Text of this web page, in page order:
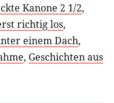
Kanone 2 1/2,
richtig los,
einem Dach,
, Geschichten aus